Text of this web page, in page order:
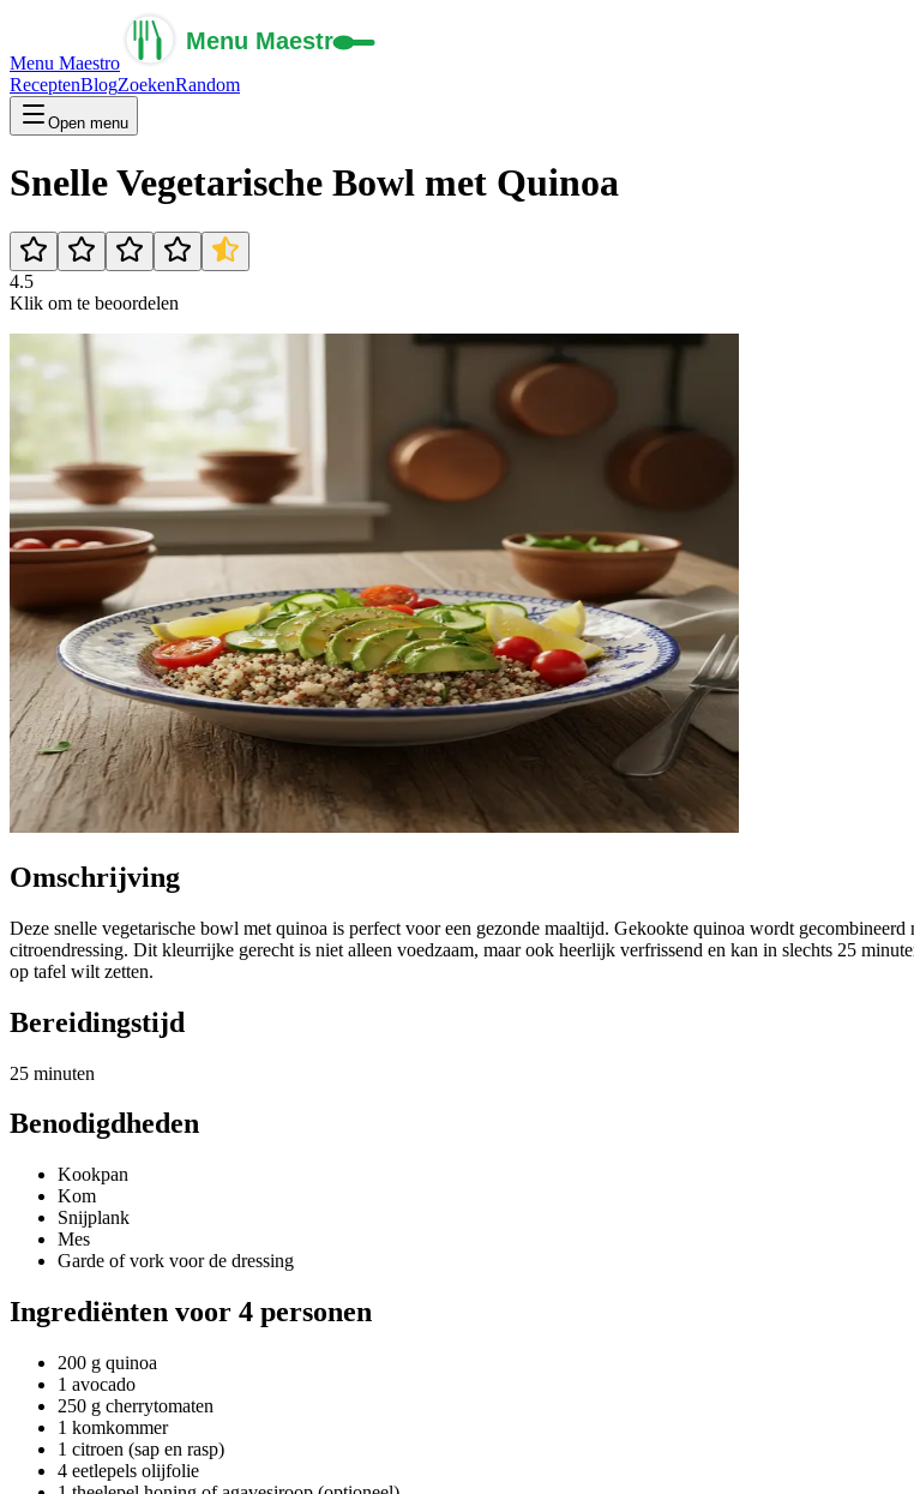
Menu Maestro
ReceptenBlogZoekenRandom
Open menu
Snelle Vegetarische Bowl met Quinoa
4.5
Klik om te beoordelen
Omschrijving
Deze snelle vegetarische bowl met quinoa is perfect voor een gezonde maaltijd. Gekookte quinoa wordt
citroendressing. Dit kleurrijke gerecht is niet alleen voedzaam, maar ook heerlijk verfrissend en kan in slechts 25
op tafel wilt zetten.
Bereidingstijd
25 minuten
Benodigdheden
Kookpan
Kom
Snijplank
Mes
Garde of vork voor de dressing
Ingrediënten voor 4 personen
200 g quinoa
1 avocado
250 g cherrytomaten
1 komkommer
1 citroen (sap en rasp)
4 eetlepels olijfolie